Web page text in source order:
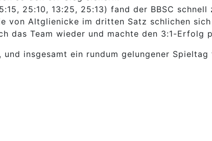
25:10, 13:25, 25:13) fand der BBSC
von Altglienicke im dritten Satz schlichen
das Team wieder und machte den 3:1-Erfolg
insgesamt ein rundum gelungener Spieltag